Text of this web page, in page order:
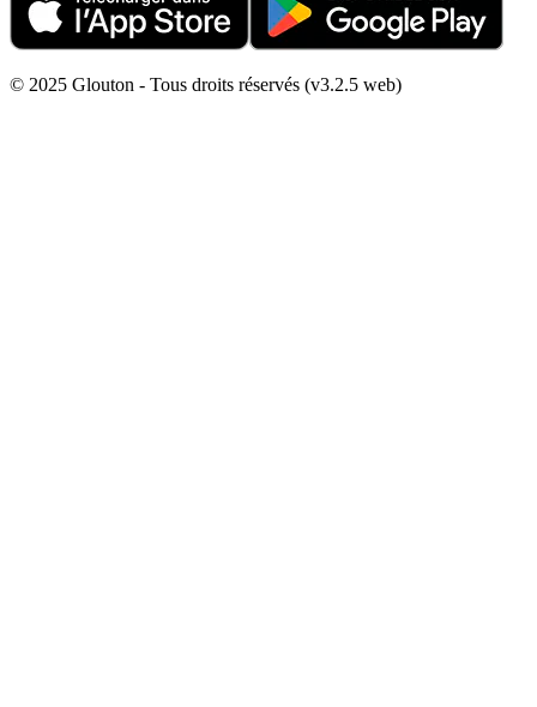
© 2025 Glouton - Tous droits réservés (v3.2.5 web)